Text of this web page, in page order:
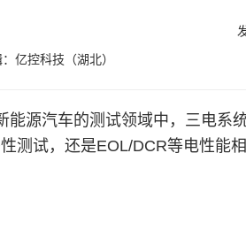
亿控科技（湖北）
能源汽车的测试领域中，三电系
测试，还是EOL/DCR等电性能